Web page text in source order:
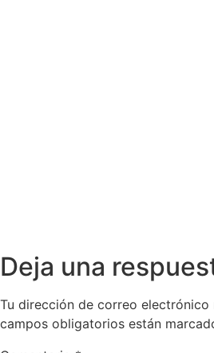
Deja una
Tu dirección de correo electrónico
campos obligatorios están